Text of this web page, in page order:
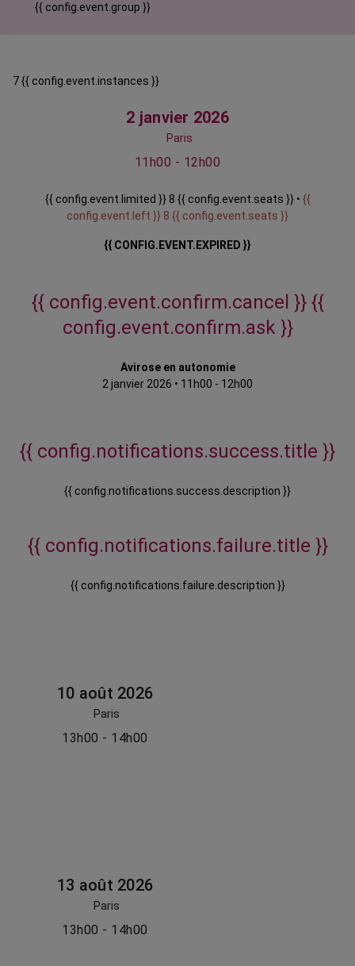
{{ config.event.group }}
7 {{ config.event.instances }}
2 janvier 2026
Paris
11h00 - 12h00
{{ config.event.limited }} 8 {{ config.event.seats }} • {{
config.event.left }} 8 {{ config.event.seats }}
{{ CONFIG.EVENT.EXPIRED }}
{{ config.event.confirm.cancel }} {{
config.event.confirm.ask }}
Avirose en autonomie
2 janvier 2026 • 11h00 - 12h00
{{ config.notifications.success.title }}
{{ config.notifications.success.description }}
{{ config.notifications.failure.title }}
{{ config.notifications.failure.description }}
10 août 2026
Paris
13h00 - 14h00
13 août 2026
Paris
13h00 - 14h00